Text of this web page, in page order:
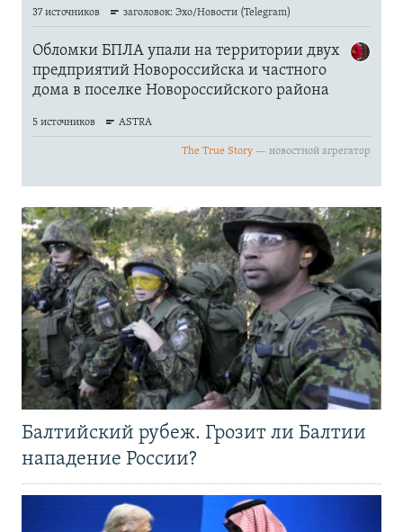
Балтийский рубеж. Грозит ли Балтии
нападение России?